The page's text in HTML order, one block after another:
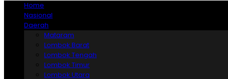
Home
Nasional
Daerah
Mataram
Lombok Barat
Lombok Tengah
Lombok Timur
Lombok Utara